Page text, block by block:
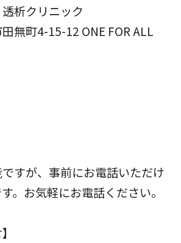
析クリニック
無町4-15-12 ONE FOR ALL
すが、事前にお電話いただけ
。お気軽にお電話ください。